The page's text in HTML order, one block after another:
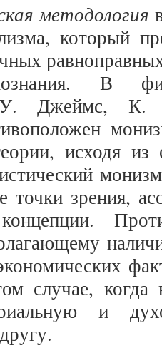
методология
который
В
У. Джеймс,
исходя
точки зрения,
случае, когда
и